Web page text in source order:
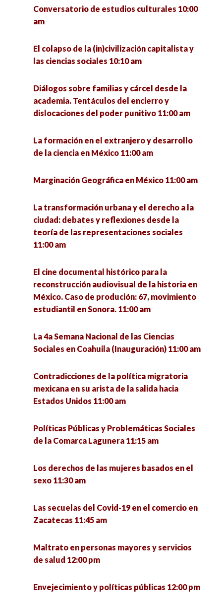
Conversatorio de estudios culturales 10:00
am
El colapso de la (in)civilización capitalista y
las ciencias sociales 10:10 am
Diálogos sobre familias y cárcel desde la
academia. Tentáculos del encierro y
dislocaciones del poder punitivo 11:00 am
La formación en el extranjero y desarrollo
de la ciencia en México 11:00 am
Marginación Geográfica en México 11:00 am
La transformación urbana y el derecho a la
ciudad: debates y reflexiones desde la
teoría de las representaciones sociales
11:00 am
El cine documental histórico para la
reconstrucción audiovisual de la historia en
México. Caso de produción: 67, movimiento
estudiantil en Sonora. 11:00 am
La 4a Semana Nacional de las Ciencias
Sociales en Coahuila (Inauguración) 11:00 am
Contradicciones de la política migratoria
mexicana en su arista de la salida hacia
Estados Unidos 11:00 am
Políticas Públicas y Problemáticas Sociales
de la Comarca Lagunera 11:15 am
Los derechos de las mujeres basados en el
sexo 11:30 am
Las secuelas del Covid-19 en el comercio en
Zacatecas 11:45 am
Maltrato en personas mayores y servicios
de salud 12:00 pm
Envejecimiento y políticas públicas 12:00 pm